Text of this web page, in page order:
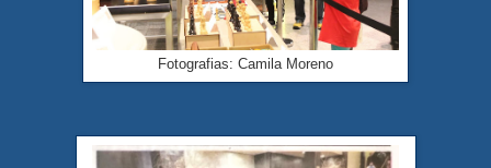
Fotografias: Camila Moreno